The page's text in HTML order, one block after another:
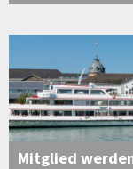
Mitglied